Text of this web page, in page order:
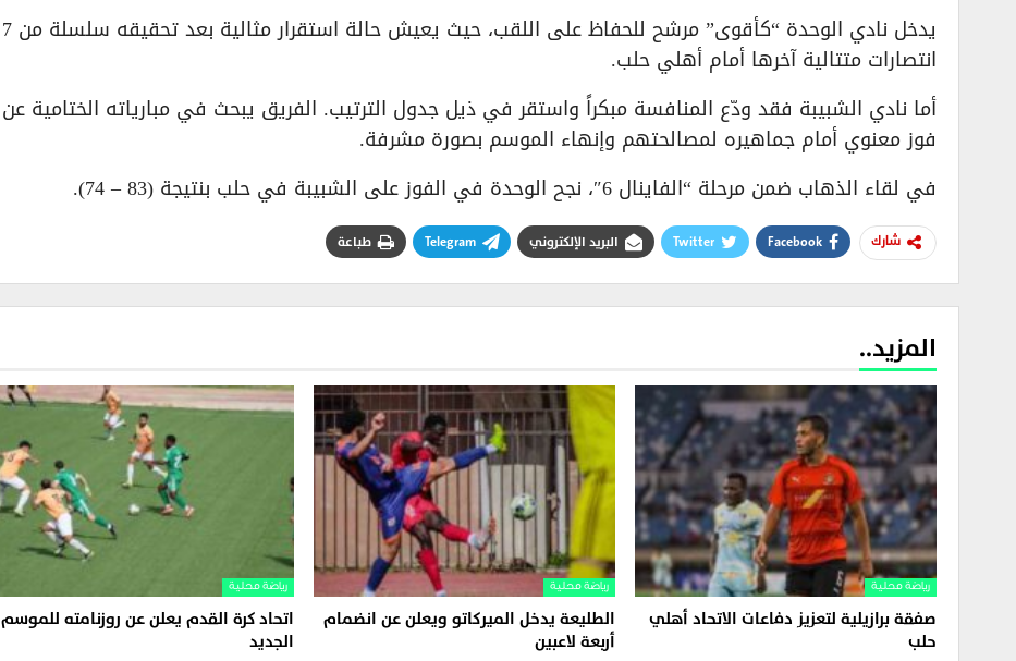
يدخل نادي الوحدة “كأقوى” مرشح للحفاظ على اللقب، حيث يعيش حالة استقرار مثالية بعد تحقيقه سلسلة من 7
انتصارات متتالية آخرها أمام أهلي حلب.
أما نادي الشبيبة فقد ودّع المنافسة مبكراً واستقر في ذيل جدول الترتيب. الفريق يبحث في مبارياته الختامية عن
فوز معنوي أمام جماهيره لمصالحتهم وإنهاء الموسم بصورة مشرفة.
في لقاء الذهاب ضمن مرحلة “الفاينال 6″، نجح الوحدة في الفوز على الشبيبة في حلب بنتيجة (83 – 74).
شارك Facebook
Twitter البريد الإلكتروني Telegram طباعة
المزيد..
رياضة محلية
صفقة برازيلية لتعزيز دفاعات الاتحاد أهلي
حلب
رياضة محلية
الطليعة يدخل الميركاتو ويعلن عن انضمام
أربعة لاعبين
رياضة محلية
اتحاد كرة القدم يعلن عن روزنامته للموسم
الجديد